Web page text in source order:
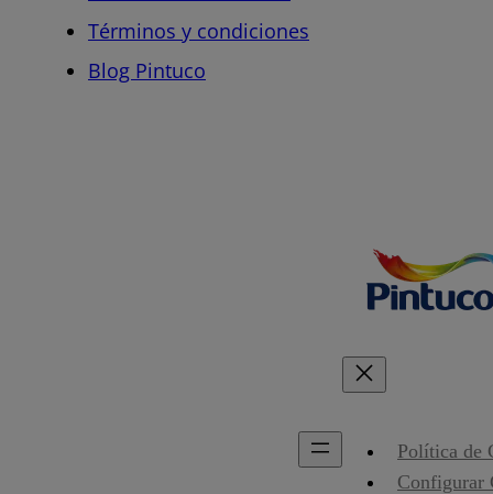
Términos y condiciones
Blog Pintuco
Política de
Configurar